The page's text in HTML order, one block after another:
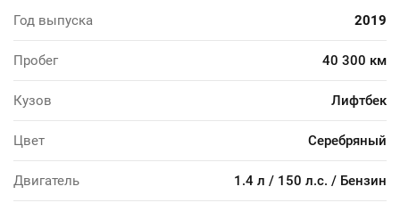
Год выпуска 2019
Пробег 40 300 км
Кузов Лифтбек
Цвет Серебряный
Двигатель 1.4 л / 150 л.с. / Бензин